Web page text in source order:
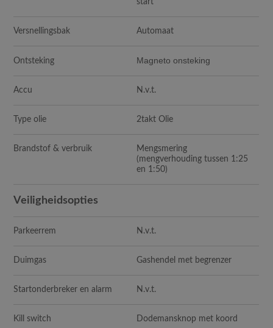
start
Versnellingsbak Automaat
Ontsteking Magneto onsteking
Accu N.v.t.
Type olie 2takt Olie
Brandstof & verbruik
Mengsmering
(mengverhouding tussen 1:25
en 1:50)
Veiligheidsopties
Parkeerrem N.v.t.
Duimgas Gashendel met begrenzer
Startonderbreker en alarm N.v.t.
Kill switch Dodemansknop met koord